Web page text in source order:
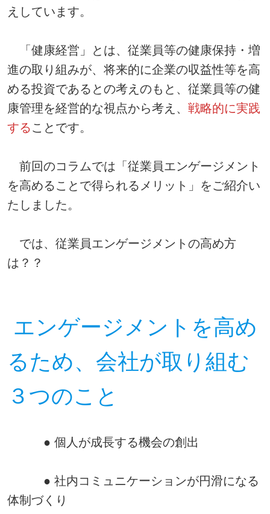
えしています。
「健康経営」とは、従業員等の健康保持・増
進の取り組みが、将来的に企業の収益性等を高
める投資であるとの考えのもと、従業員等の健
康管理を経営的な視点から考え、戦略的に実践
することです。
前回のコラムでは「従業員エンゲージメント
を高めることで得られるメリット」をご紹介い
たしました。
では、従業員エンゲージメントの高め方
は？？
エンゲージメントを高め
るため、会社が取り組む
３つのこと
● 個人が成長する機会の創出
● 社内コミュニケーションが円滑になる
体制づくり